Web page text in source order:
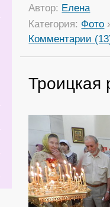
Автор: Елена
Категория: Фото
Комментарии
Троицкая